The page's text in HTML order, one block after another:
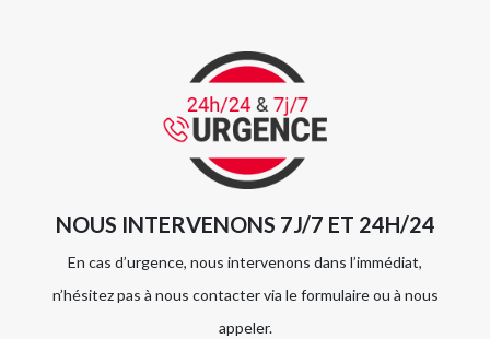
NOUS INTERVENONS 7J/7 ET 24H/24
En cas d’urgence, nous intervenons dans l’immédiat,
n’hésitez pas à nous contacter via le formulaire ou à nous
appeler.